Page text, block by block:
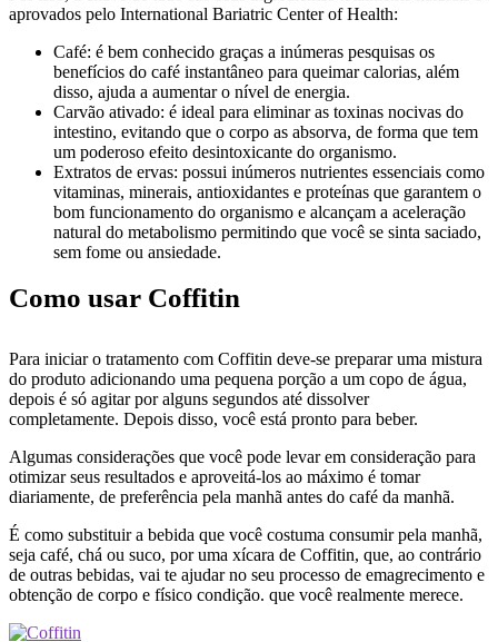
aprovados pelo International Bariatric Center of Health:
Café: é bem conhecido graças a inúmeras pesquisas os
benefícios do café instantâneo para queimar calorias, além
disso, ajuda a aumentar o nível de energia.
Carvão ativado: é ideal para eliminar as toxinas nocivas do
intestino, evitando que o corpo as absorva, de forma que tem
um poderoso efeito desintoxicante do organismo.
Extratos de ervas: possui inúmeros nutrientes essenciais como
vitaminas, minerais, antioxidantes e proteínas que garantem o
bom funcionamento do organismo e alcançam a aceleração
natural do metabolismo permitindo que você se sinta saciado,
sem fome ou ansiedade.
Como usar Coffitin
Para iniciar o tratamento com Coffitin deve-se preparar uma mistura
do produto adicionando uma pequena porção a um copo de água,
depois é só agitar por alguns segundos até dissolver
completamente. Depois disso, você está pronto para beber.
Algumas considerações que você pode levar em consideração para
otimizar seus resultados e aproveitá-los ao máximo é tomar
diariamente, de preferência pela manhã antes do café da manhã.
É como substituir a bebida que você costuma consumir pela manhã,
seja café, chá ou suco, por uma xícara de Coffitin, que, ao contrário
de outras bebidas, vai te ajudar no seu processo de emagrecimento e
obtenção de corpo e físico condição. que você realmente merece.